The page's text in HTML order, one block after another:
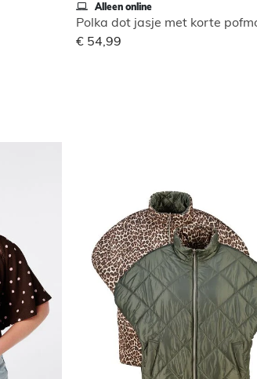
Alleen online
€ 54,99